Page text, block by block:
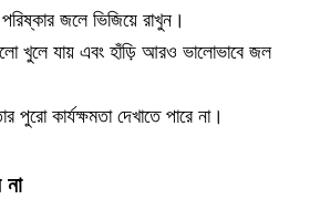
জলে ভিজিয়ে রাখুন।
খুলে যায় এবং হাঁড়ি আরও ভালোভাবে জল
পুরো কার্যক্ষমতা দেখাতে পারে না।
না